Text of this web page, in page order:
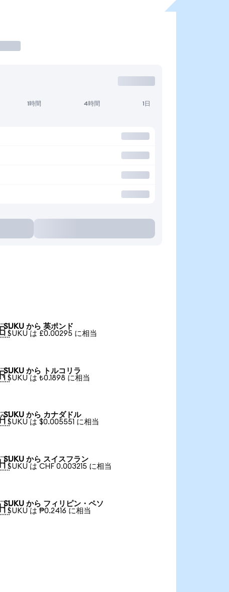
1時間 4時間 1日
SUKU から 英ポンド
1 SUKU は £0.00295 に相当
SUKU から トルコリラ
1 SUKU は ₺0.1898 に相当
SUKU から カナダドル
1 SUKU は $0.005551 に相当
SUKU から スイスフラン
1 SUKU は CHF 0.003215 に相当
SUKU から フィリピン・ペソ
1 SUKU は ₱0.2416 に相当